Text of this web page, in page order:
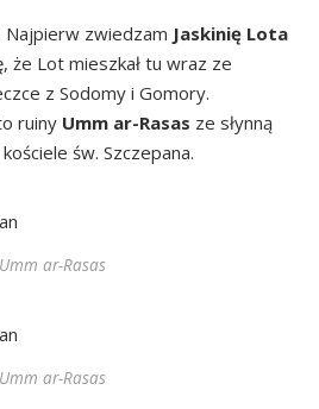
Najpierw zwiedzam Jaskinię Lota
że Lot mieszkał tu wraz ze
z Sodomy i Gomory.
ruiny Umm ar-Rasas ze słynną
św. Szczepana.
Umm ar-Rasas
Umm ar-Rasas